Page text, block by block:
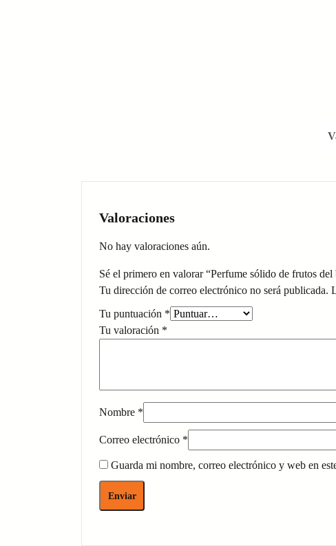
Valoraciones
No hay valoraciones aún.
Sé el primero en valorar “Perfume sólido de frutos del
Tu dirección de correo electrónico no será publicada.
Tu puntuación *
Tu valoración *
Nombre *
Correo electrónico *
Guarda mi nombre, correo electrónico y web en